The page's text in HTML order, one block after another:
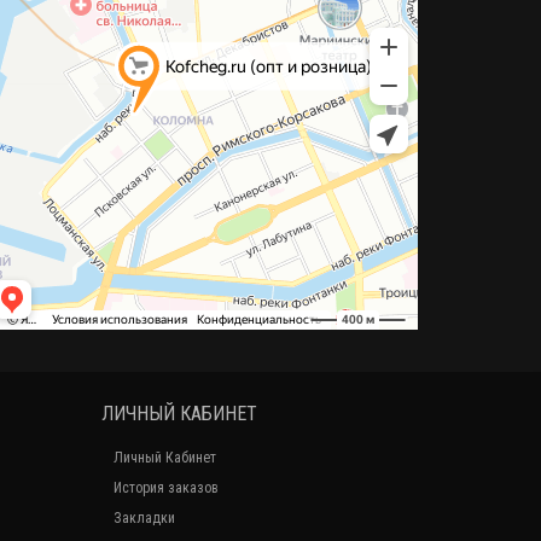
ЛИЧНЫЙ КАБИНЕТ
Личный Кабинет
История заказов
Закладки